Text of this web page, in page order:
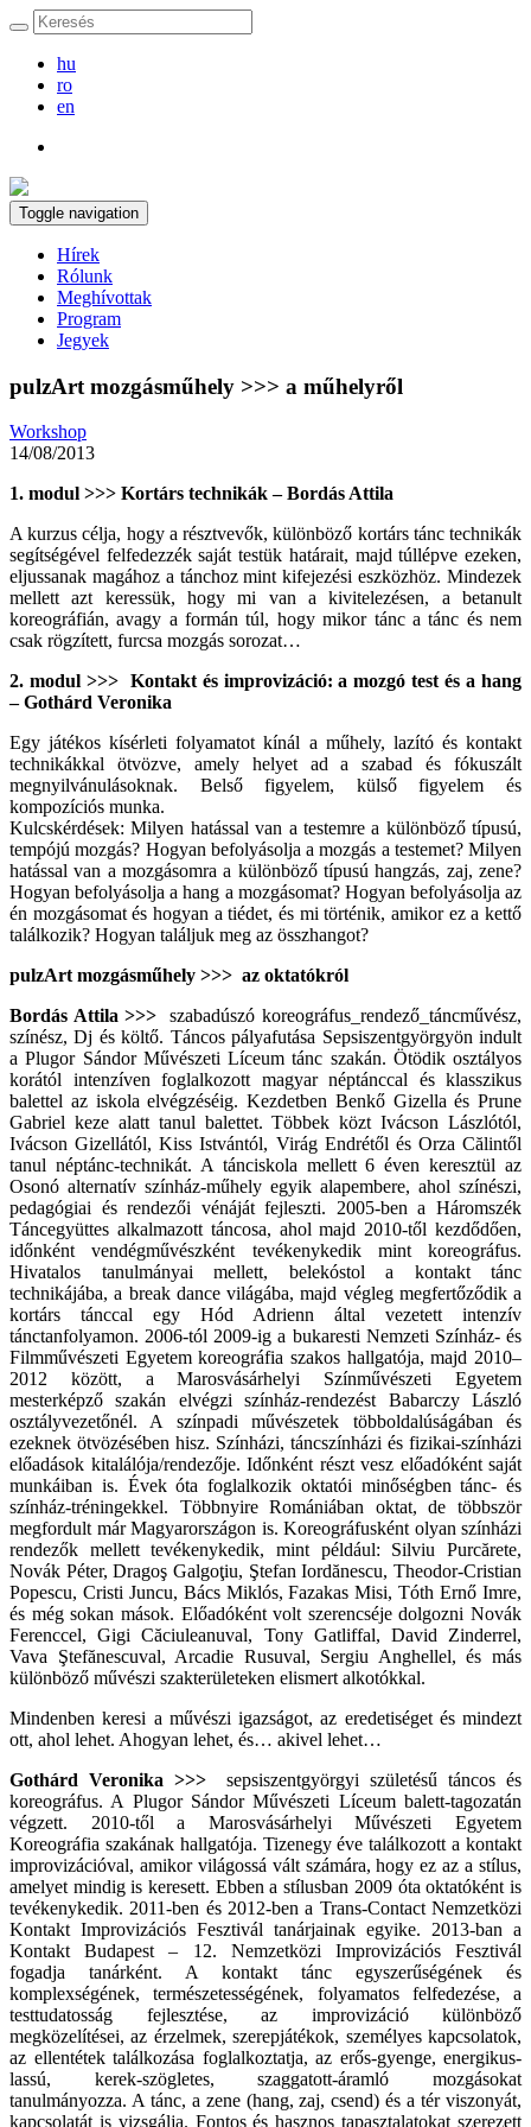
hu
ro
en
Toggle navigation
Hírek
Rólunk
Meghívottak
Program
Jegyek
pulzArt mozgásműhely >>> a műhelyről
Workshop
14/08/2013
1. modul >>> Kortárs technikák – Bordás Attila
A kurzus célja, hogy a résztvevők, különböző kortárs tánc technikák
segítségével felfedezzék saját testük határait, majd túllépve ezeken,
eljussanak magához a tánchoz mint kifejezési eszközhöz. Mindezek
mellett azt keressük, hogy mi van a kivitelezésen, a betanult
koreográfián, avagy a formán túl, hogy mikor tánc a tánc és nem
csak rögzített, furcsa mozgás sorozat…
2. modul >>> Kontakt és improvizáció: a mozgó test és a hang
– Gothárd Veronika
Egy játékos kísérleti folyamatot kínál a műhely, lazító és kontakt
technikákkal ötvözve, amely helyet ad a szabad és fókuszált
megnyilvánulásoknak. Belső figyelem, külső figyelem és
kompozíciós munka.
Kulcskérdések: Milyen hatással van a testemre a különböző típusú,
tempójú mozgás? Hogyan befolyásolja a mozgás a testemet? Milyen
hatással van a mozgásomra a különböző típusú hangzás, zaj, zene?
Hogyan befolyásolja a hang a mozgásomat? Hogyan befolyásolja az
én mozgásomat és hogyan a tiédet, és mi történik, amikor ez a kettő
találkozik? Hogyan találjuk meg az összhangot?
pulzArt mozgásműhely >>> az oktatókról
Bordás Attila >>> szabadúszó koreográfus_rendező_táncművész,
színész, Dj és költő. Táncos pályafutása Sepsiszentgyörgyön indult
a Plugor Sándor Művészeti Líceum tánc szakán. Ötödik osztályos
korától intenzíven foglalkozott magyar néptánccal és klasszikus
balettel az iskola elvégzéséig. Kezdetben Benkő Gizella és Prune
Gabriel keze alatt tanul balettet. Többek közt Ivácson Lászlótól,
Ivácson Gizellától, Kiss Istvántól, Virág Endrétől és Orza Călintől
tanul néptánc-technikát. A tánciskola mellett 6 éven keresztül az
Osonó alternatív színház-műhely egyik alapembere, ahol színészi,
pedagógiai és rendezői vénáját fejleszti. 2005-ben a Háromszék
Táncegyüttes alkalmazott táncosa, ahol majd 2010-től kezdődően,
időnként vendégművészként tevékenykedik mint koreográfus.
Hivatalos tanulmányai mellett, belekóstol a kontakt tánc
technikájába, a break dance világába, majd végleg megfertőződik a
kortárs tánccal egy Hód Adrienn által vezetett intenzív
tánctanfolyamon. 2006-tól 2009-ig a bukaresti Nemzeti Színház- és
Filmművészeti Egyetem koreográfia szakos hallgatója, majd 2010–
2012 között, a Marosvásárhelyi Színművészeti Egyetem
mesterképző szakán elvégzi színház-rendezést Babarczy László
osztályvezetőnél. A színpadi művészetek többoldalúságában és
ezeknek ötvözésében hisz. Színházi, táncszínházi és fizikai-színházi
előadások kitalálója/rendezője. Időnként részt vesz előadóként saját
munkáiban is. Évek óta foglalkozik oktatói minőségben tánc- és
színház-tréningekkel. Többnyire Romániában oktat, de többször
megfordult már Magyarországon is. Koreográfusként olyan színházi
rendezők mellett tevékenykedik, mint például: Silviu Purcărete,
Novák Péter, Dragoş Galgoţiu, Ştefan Iordănescu, Theodor-Cristian
Popescu, Cristi Juncu, Bács Miklós, Fazakas Misi, Tóth Ernő Imre,
és még sokan mások. Előadóként volt szerencséje dolgozni Novák
Ferenccel, Gigi Căciuleanuval, Tony Gatliffal, David Zinderrel,
Vava Ştefănescuval, Arcadie Rusuval, Sergiu Anghellel, és más
különböző művészi szakterületeken elismert alkotókkal.
Mindenben keresi a művészi igazságot, az eredetiséget és mindezt
ott, ahol lehet. Ahogyan lehet, és… akivel lehet…
Gothárd Veronika >>>sepsiszentgyörgyi születésű táncos és
koreográfus. A Plugor Sándor Művészeti Líceum balett-tagozatán
végzett. 2010-től a Marosvásárhelyi Művészeti Egyetem
Koreográfia szakának hallgatója. Tizenegy éve találkozott a kontakt
improvizációval, amikor világossá vált számára, hogy ez az a stílus,
amelyet mindig is keresett. Ebben a stílusban 2009 óta oktatóként is
tevékenykedik. 2011-ben és 2012-ben a Trans-Contact Nemzetközi
Kontakt Improvizációs Fesztivál tanárjainak egyike. 2013-ban a
Kontakt Budapest – 12. Nemzetközi Improvizációs Fesztivál
fogadja tanárként. A kontakt tánc egyszerűségének és
komplexségének, természetességének, folyamatos felfedezése, a
testtudatosság fejlesztése, az improvizáció különböző
megközelítései, az érzelmek, szerepjátékok, személyes kapcsolatok,
az ellentétek találkozása foglalkoztatja, az erős-gyenge, energikus-
lassú, kerek-szögletes, szaggatott-áramló mozgásokat
tanulmányozza. A tánc, a zene (hang, zaj, csend) és a tér viszonyát,
kapcsolatát is vizsgálja. Fontos és hasznos tapasztalatokat szerezett